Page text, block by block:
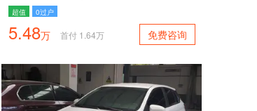
超值
0过户
5.48万 首付 1.64万 免费咨询